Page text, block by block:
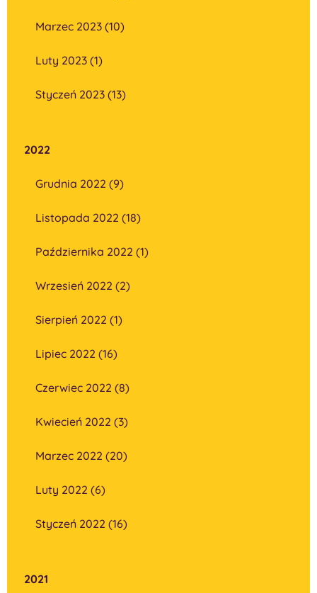
Marzec 2023 (10)
Luty 2023 (1)
Styczeń 2023 (13)
2022
Grudnia 2022 (9)
Listopada 2022 (18)
Października 2022 (1)
Wrzesień 2022 (2)
Sierpień 2022 (1)
Lipiec 2022 (16)
Czerwiec 2022 (8)
Kwiecień 2022 (3)
Marzec 2022 (20)
Luty 2022 (6)
Styczeń 2022 (16)
2021